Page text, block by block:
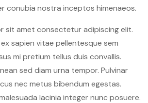
conubia nostra inceptos himenaeos.
sit amet consectetur adipiscing elit.
sapien vitae pellentesque sem
mi pretium tellus duis convallis.
sed diam urna tempor. Pulvinar
nec metus bibendum egestas.
lacinia integer nunc posuere.